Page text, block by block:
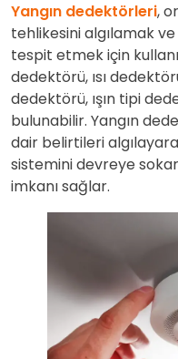
Yangın dedektörleri,
tehlikesini algılamak
tespit etmek için
dedektörü, ısı
dedektörü, ışın tipi
bulunabilir. Yangın
dair belirtileri
sistemini devreye
imkanı sağlar.